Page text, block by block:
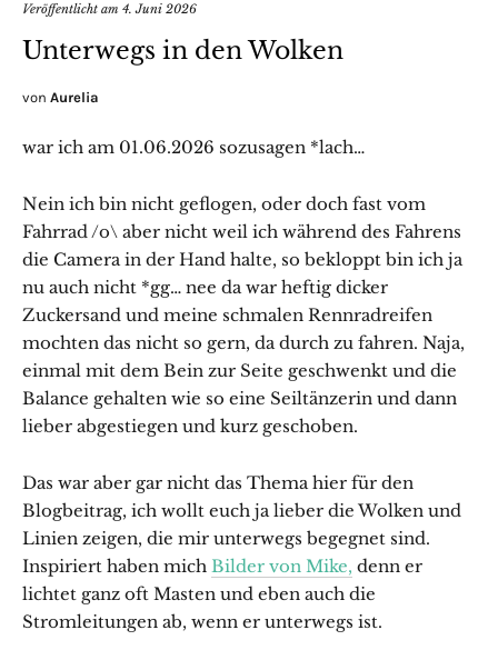
Veröffentlicht am 4. Juni 2026
Unterwegs in den Wolken
von Aurelia
war ich am 01.06.2026 sozusagen *lach…
Nein ich bin nicht geflogen, oder doch fast vom
Fahrrad /o\ aber nicht weil ich während des Fahrens
die Camera in der Hand halte, so bekloppt bin ich ja
nu auch nicht *gg… nee da war heftig dicker
Zuckersand und meine schmalen Rennradreifen
mochten das nicht so gern, da durch zu fahren. Naja,
einmal mit dem Bein zur Seite geschwenkt und die
Balance gehalten wie so eine Seiltänzerin und dann
lieber abgestiegen und kurz geschoben.
Das war aber gar nicht das Thema hier für den
Blogbeitrag, ich wollt euch ja lieber die Wolken und
Linien zeigen, die mir unterwegs begegnet sind.
Inspiriert haben mich Bilder von Mike, denn er
lichtet ganz oft Masten und eben auch die
Stromleitungen ab, wenn er unterwegs ist.